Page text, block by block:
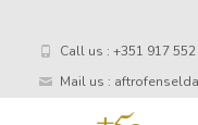
Call us : +351 917
Mail us :